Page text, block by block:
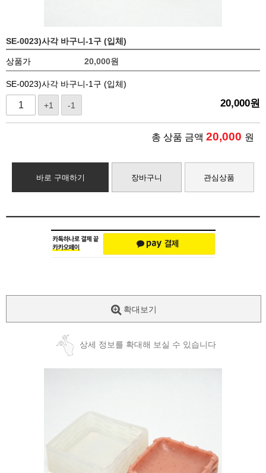
SE-0023)사각 바구니-1구 (입체)
상품가 20,000원
SE-0023)사각 바구니-1구 (입체)
+1 -1 20,000원
총 상품 금액 20,000 원
바로 구매하기 장바구니 관심상품
확대보기
상세 정보를 확대해 보실 수 있습니다